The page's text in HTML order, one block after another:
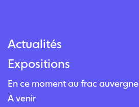
Actualités
Expositions
En ce moment au frac auvergne
À venir